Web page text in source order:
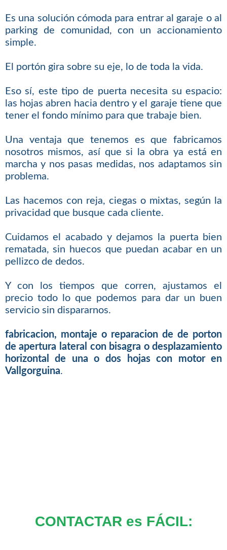
Es una solución cómoda para entrar al garaje o al
parking de comunidad, con un accionamiento
simple.
El portón gira sobre su eje, lo de toda la vida.
Eso sí, este tipo de puerta necesita su espacio:
las hojas abren hacia dentro y el garaje tiene que
tener el fondo mínimo para que trabaje bien.
Una ventaja que tenemos es que fabricamos
nosotros mismos, así que si la obra ya está en
marcha y nos pasas medidas, nos adaptamos sin
problema.
Las hacemos con reja, ciegas o mixtas, según la
privacidad que busque cada cliente.
Cuidamos el acabado y dejamos la puerta bien
rematada, sin huecos que puedan acabar en un
pellizco de dedos.
Y con los tiempos que corren, ajustamos el
precio todo lo que podemos para dar un buen
servicio sin dispararnos.
fabricacion, montaje o reparacion de de porton
de apertura lateral con bisagra o desplazamiento
horizontal de una o dos hojas con motor en
Vallgorguina.
CONTACTAR es FÁCIL: